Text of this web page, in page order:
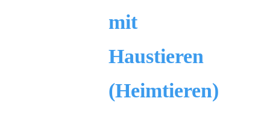
mit
Haustieren
(Heimtieren)